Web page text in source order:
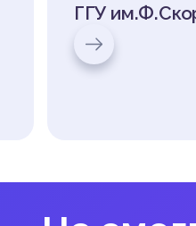
ГГУ